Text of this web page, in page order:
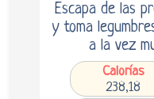
Escapa de las
y toma
a la vez
Calorías
238,18